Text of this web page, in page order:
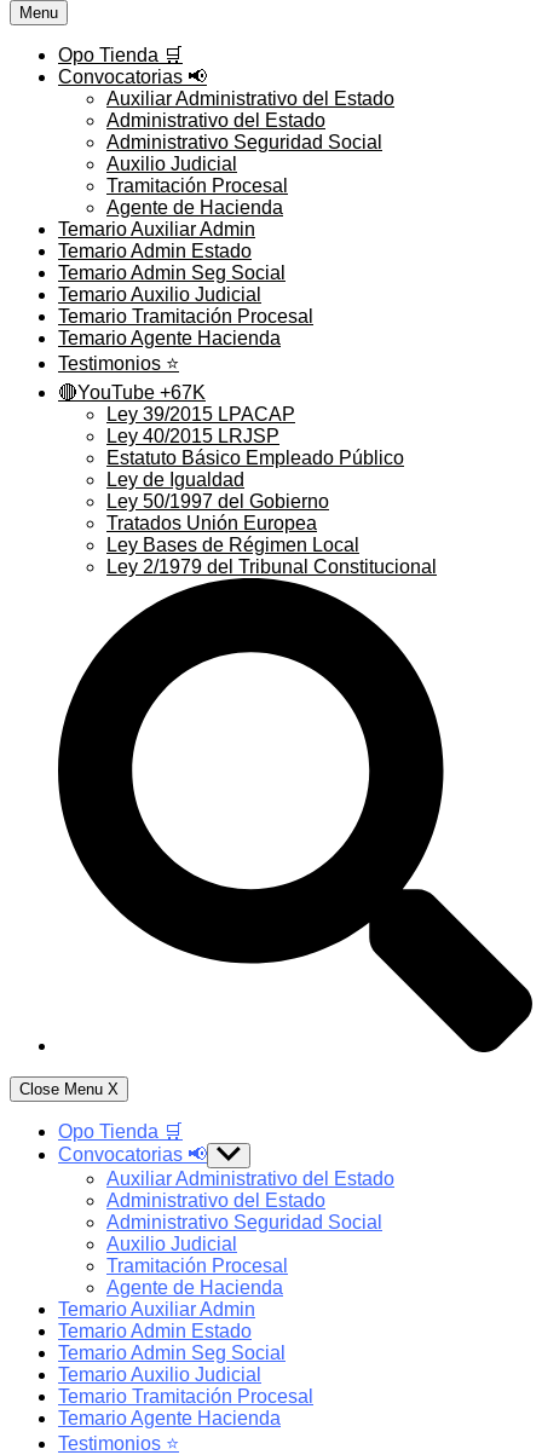
Menu
Opo Tienda 🛒
Convocatorias 📢
Auxiliar Administrativo del Estado
Administrativo del Estado
Administrativo Seguridad Social
Auxilio Judicial
Tramitación Procesal
Agente de Hacienda
Temario Auxiliar Admin
Temario Admin Estado
Temario Admin Seg Social
Temario Auxilio Judicial
Temario Tramitación Procesal
Temario Agente Hacienda
Testimonios ⭐️
🔴YouTube +67K
Ley 39/2015 LPACAP
Ley 40/2015 LRJSP
Estatuto Básico Empleado Público
Ley de Igualdad
Ley 50/1997 del Gobierno
Tratados Unión Europea
Ley Bases de Régimen Local
Ley 2/1979 del Tribunal Constitucional
Close Menu X
Opo Tienda 🛒
Convocatorias 📢 Show
sub
menu
Auxiliar Administrativo del Estado
Administrativo del Estado
Administrativo Seguridad Social
Auxilio Judicial
Tramitación Procesal
Agente de Hacienda
Temario Auxiliar Admin
Temario Admin Estado
Temario Admin Seg Social
Temario Auxilio Judicial
Temario Tramitación Procesal
Temario Agente Hacienda
Testimonios ⭐️